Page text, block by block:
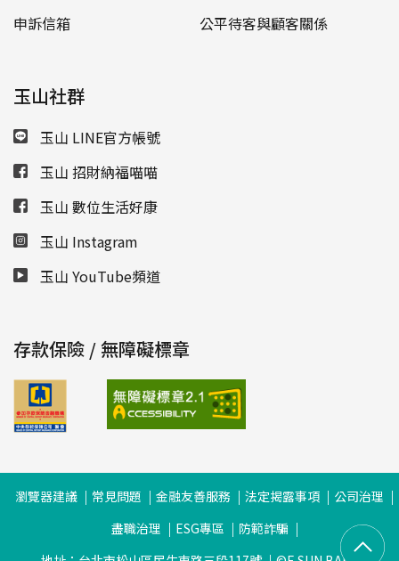
申訴信箱
公平待客與顧客關係
玉山社群
玉山 LINE官方帳號
玉山 招財納福喵喵
玉山 數位生活好康
玉山 Instagram
玉山 YouTube頻道
存款保險 / 無障礙標章
瀏覽器建議 常見問題 金融友善服務 法定揭露事項
公司治理
盡職治理
ESG專區
防範詐騙